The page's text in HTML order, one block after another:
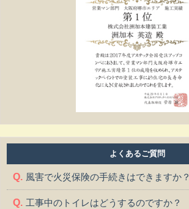
よくあるご質問
風害で火災保険の手続きはできますか？
工事中のトイレはどうするのですか？